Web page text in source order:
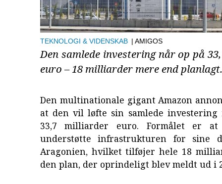
TEKNOLOGI & VIDENSKAB | AMIGOS
Den samlede investering når op på
euro – 18 milliarder mere end planlagt.
Den multinationale gigant Amazon
at den vil løfte sin samlede
33,7 milliarder euro. Formålet er
understøtte infrastrukturen for sine
Aragonien, hvilket tilføjer hele 18
den plan, der oprindeligt blev meldt ud i